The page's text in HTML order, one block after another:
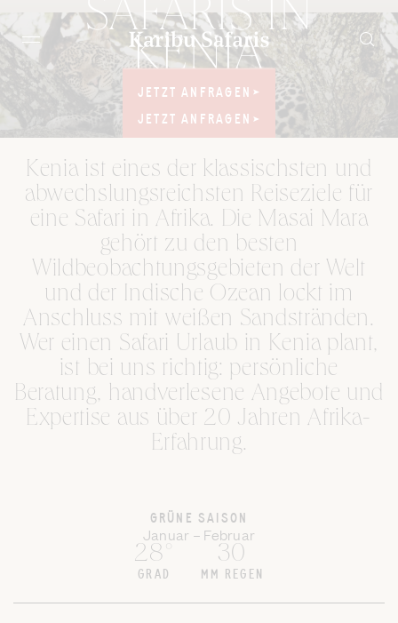
JETZT ANFRAGEN
JETZT ANFRAGEN
SAFARIS IN
KENIA
JETZT ANFRAGEN
JETZT ANFRAGEN
MASAI MARA &
Kenia ist eines der klassischsten und
abwechslungsreichsten Reiseziele für
eine Safari in Afrika. Die Masai Mara
gehört zu den besten
Wildbeobachtungsgebieten der Welt
und der Indische Ozean lockt im
Anschluss mit weißen Sandstränden.
Wer einen Safari Urlaub in Kenia plant,
ist bei uns richtig: persönliche
Beratung, handverlesene Angebote und
Expertise aus über 20 Jahren Afrika-
Erfahrung.
GRÜNE SAISON
Januar – Februar
28°
GRAD
30
MM REGEN